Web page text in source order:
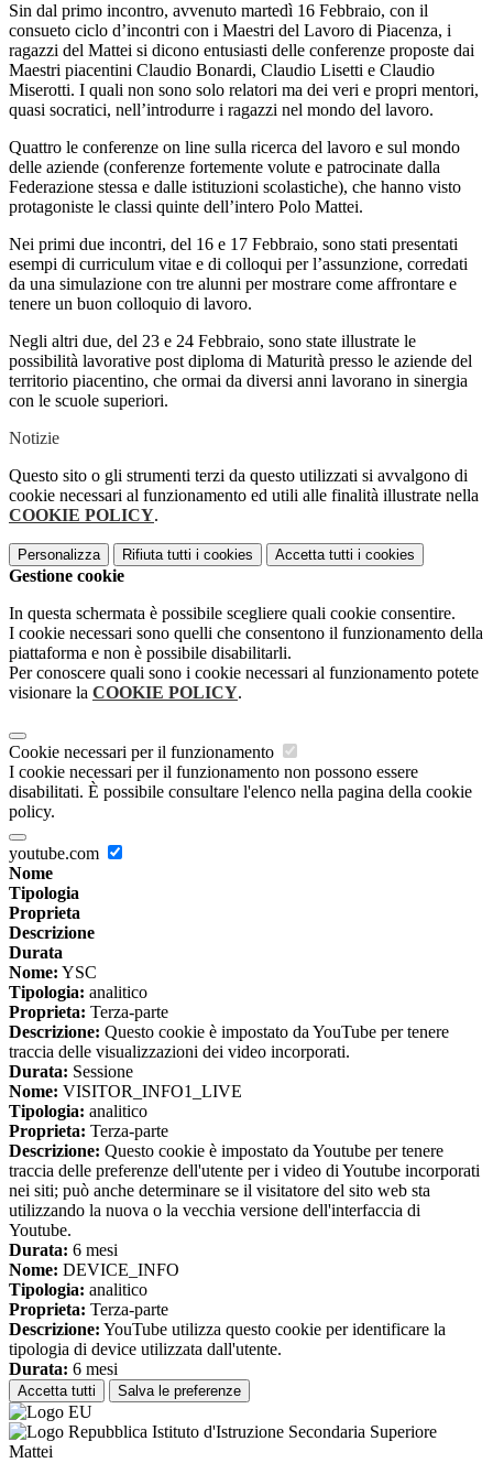
Sin dal primo incontro, avvenuto martedì 16 Febbraio, con il
consueto ciclo d’incontri con i Maestri del Lavoro di Piacenza, i
ragazzi del Mattei si dicono entusiasti delle conferenze proposte dai
Maestri piacentini Claudio Bonardi, Claudio Lisetti e Claudio
Miserotti. I quali non sono solo relatori ma dei veri e propri mentori,
quasi socratici, nell’introdurre i ragazzi nel mondo del lavoro.
Quattro le conferenze on line sulla ricerca del lavoro e sul mondo
delle aziende (conferenze fortemente volute e patrocinate dalla
Federazione stessa e dalle istituzioni scolastiche), che hanno visto
protagoniste le classi quinte dell’intero Polo Mattei.
Nei primi due incontri, del 16 e 17 Febbraio, sono stati presentati
esempi di curriculum vitae e di colloqui per l’assunzione, corredati
da una simulazione con tre alunni per mostrare come affrontare e
tenere un buon colloquio di lavoro.
Negli altri due, del 23 e 24 Febbraio, sono state illustrate le
possibilità lavorative post diploma di Maturità presso le aziende del
territorio piacentino, che ormai da diversi anni lavorano in sinergia
con le scuole superiori.
Notizie
Questo sito o gli strumenti terzi da questo utilizzati si avvalgono di
cookie necessari al funzionamento ed utili alle finalità illustrate nella
COOKIE POLICY.
Personalizza Rifiuta tutti i cookies Accetta tutti i cookies
Gestione cookie
In questa schermata è possibile scegliere quali cookie consentire.
I cookie necessari sono quelli che consentono il funzionamento della
piattaforma e non è possibile disabilitarli.
Per conoscere quali sono i cookie necessari al funzionamento potete
visionare la COOKIE POLICY.
Cookie necessari per il funzionamento
I cookie necessari per il funzionamento non possono essere
disabilitati. È possibile consultare l'elenco nella pagina della cookie
policy.
youtube.com
Nome
Tipologia
Proprieta
Descrizione
Durata
Nome: YSC
Tipologia: analitico
Proprieta: Terza-parte
Descrizione: Questo cookie è impostato da YouTube per tenere
traccia delle visualizzazioni dei video incorporati.
Durata: Sessione
Nome: VISITOR_INFO1_LIVE
Tipologia: analitico
Proprieta: Terza-parte
Descrizione: Questo cookie è impostato da Youtube per tenere
traccia delle preferenze dell'utente per i video di Youtube incorporati
nei siti; può anche determinare se il visitatore del sito web sta
utilizzando la nuova o la vecchia versione dell'interfaccia di
Youtube.
Durata: 6 mesi
Nome: DEVICE_INFO
Tipologia: analitico
Proprieta: Terza-parte
Descrizione: YouTube utilizza questo cookie per identificare la
tipologia di device utilizzata dall'utente.
Durata: 6 mesi
Accetta tutti Salva le preferenze
Istituto d'Istruzione Secondaria Superiore
Mattei